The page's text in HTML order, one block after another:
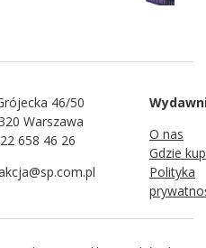
46/50
Warszawa
658 46 26
O nas
Gdzie
Polityka